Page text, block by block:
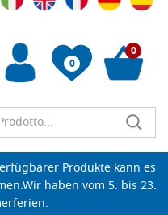
0
leeren
0
Produkte kann es
haben vom 5. bis 23.